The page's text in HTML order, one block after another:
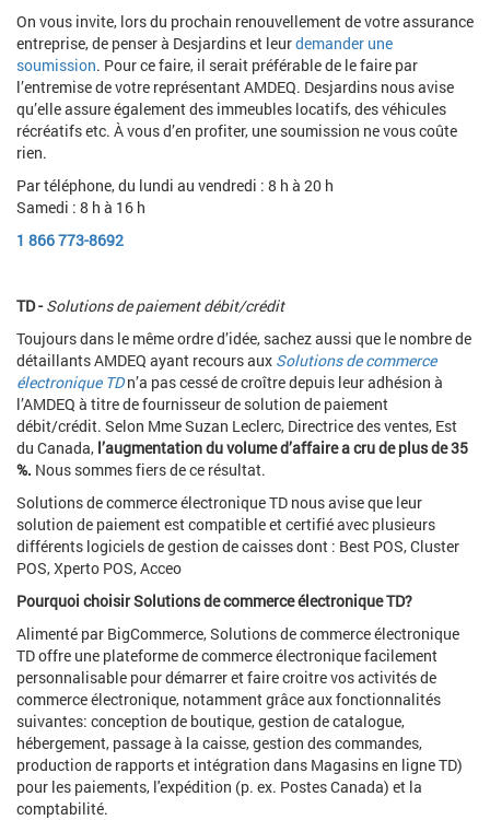
On vous invite, lors du prochain renouvellement de votre assurance
entreprise, de penser à Desjardins et leurdemander une
soumission. Pour ce faire, il serait préférable de le faire par
l’entremise de votre représentant AMDEQ. Desjardins nous avise
qu’elle assure également des immeubles locatifs, des véhicules
récréatifs etc. À vous d’en profiter, une soumission ne vous coûte
rien.
Par téléphone, du lundi au vendredi : 8 h à 20 h
Samedi : 8 h à 16 h
1 866 773-8692
TD -Solutions de paiement débit/crédit
Toujours dans le même ordre d’idée, sachez aussi que le nombre de
détaillants AMDEQ ayant recours aux Solutions de commerce
électronique TDn’a pas cessé de croître depuis leur adhésion à
l’AMDEQ à titre de fournisseur de solution de paiement
débit/crédit. Selon Mme Suzan Leclerc, Directrice des ventes, Est
du Canada, l’augmentation du volume d’affaire a cru de plus de 35
%. Nous sommes fiers de ce résultat.
Solutions de commerce électronique TD nous avise que leur
solution de paiement est compatible et certifié avec plusieurs
différents logiciels de gestion de caisses dont : Best POS, Cluster
POS, Xperto POS, Acceo
Pourquoi choisir Solutions de commerce électronique TD?
Alimenté par BigCommerce, Solutions de commerce électronique
TD offre une plateforme de commerce électronique facilement
personnalisable pour démarrer et faire croitre vos activités de
commerce électronique, notamment grâce aux fonctionnalités
suivantes: conception de boutique, gestion de catalogue,
hébergement, passage à la caisse, gestion des commandes,
production de rapports et intégration dans Magasins en ligne TD)
pour les paiements, l'expédition (p. ex. Postes Canada) et la
comptabilité.